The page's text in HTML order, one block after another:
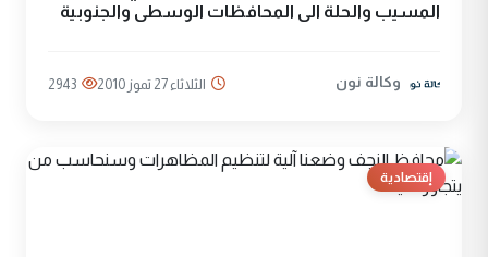
المسيب والحلة الى المحافظات الوسطى والجنوبية
وكالة نون الثلاثاء 27 تموز 2010 2943
إقتصادية